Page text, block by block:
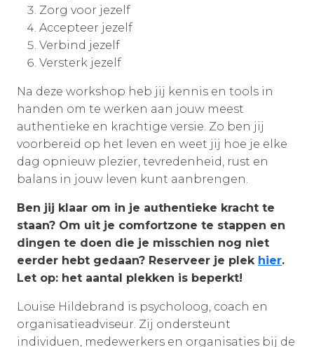
Zorg voor jezelf
Accepteer jezelf
Verbind jezelf
Versterk jezelf
Na deze workshop heb jij kennis en tools in
handen om te werken aan jouw meest
authentieke en krachtige versie. Zo ben jij
voorbereid op het leven en weet jij hoe je elke
dag opnieuw plezier, tevredenheid, rust en
balans in jouw leven kunt aanbrengen.
Ben jij klaar om in je authentieke kracht te
staan? Om uit je comfortzone te stappen en
dingen te doen die je misschien nog niet
eerder hebt gedaan? Reserveer je plek hier.
Let op: het aantal plekken is beperkt!
Louise Hildebrand is psycholoog, coach en
organisatieadviseur. Zij ondersteunt
individuen, medewerkers en organisaties bij de